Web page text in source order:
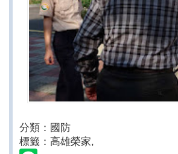
分類：國防
標籤：高雄榮家,